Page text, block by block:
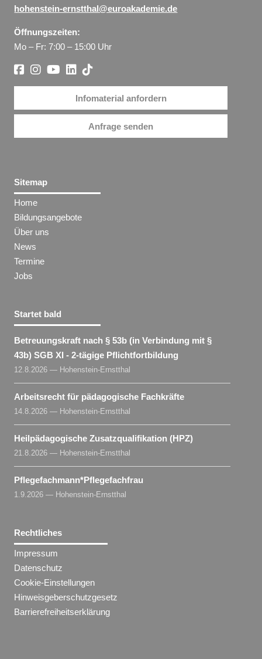
hohenstein-ernstthal@euroakademie.de
Öffnungszeiten:
Mo – Fr: 7:00 – 15:00 Uhr
Infomaterial anfordern
Anfrage senden
Sitemap
Home
Bildungsangebote
Über uns
News
Termine
Jobs
Startet bald
Betreuungskraft nach § 53b (in Verbindung mit §
43b) SGB XI - 2-tägige Pflichtfortbildung
12.8.2026 — Hohenstein-Ernstthal
Arbeitsrecht für pädagogische Fachkräfte
14.8.2026 — Hohenstein-Ernstthal
Heilpädagogische Zusatzqualifikation (HPZ)
21.8.2026 — Hohenstein-Ernstthal
Pflegefachmann​*Pflegefachfrau
1.9.2026 — Hohenstein-Ernstthal
Rechtliches
Impressum
Datenschutz
Cookie-Einstellungen
Hinweisgeberschutzgesetz
Barrierefreiheitserklärung